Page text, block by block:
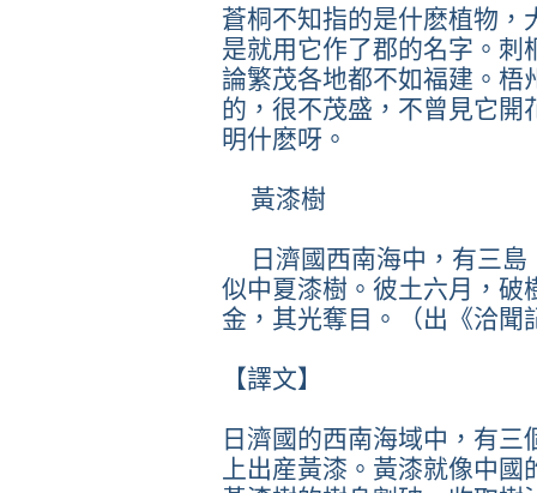
蒼桐不知指的是什麽植物，
是就用它作了郡的名字。刺
論繁茂各地都不如福建。梧
的，很不茂盛，不曾見它開
明什麽呀。
黃漆樹
日濟國西南海中，有三島
似中夏漆樹。彼土六月，破
金，其光奪目。（出《洽聞
【譯文】
日濟國的西南海域中，有
上出産黃漆。黃漆就像中